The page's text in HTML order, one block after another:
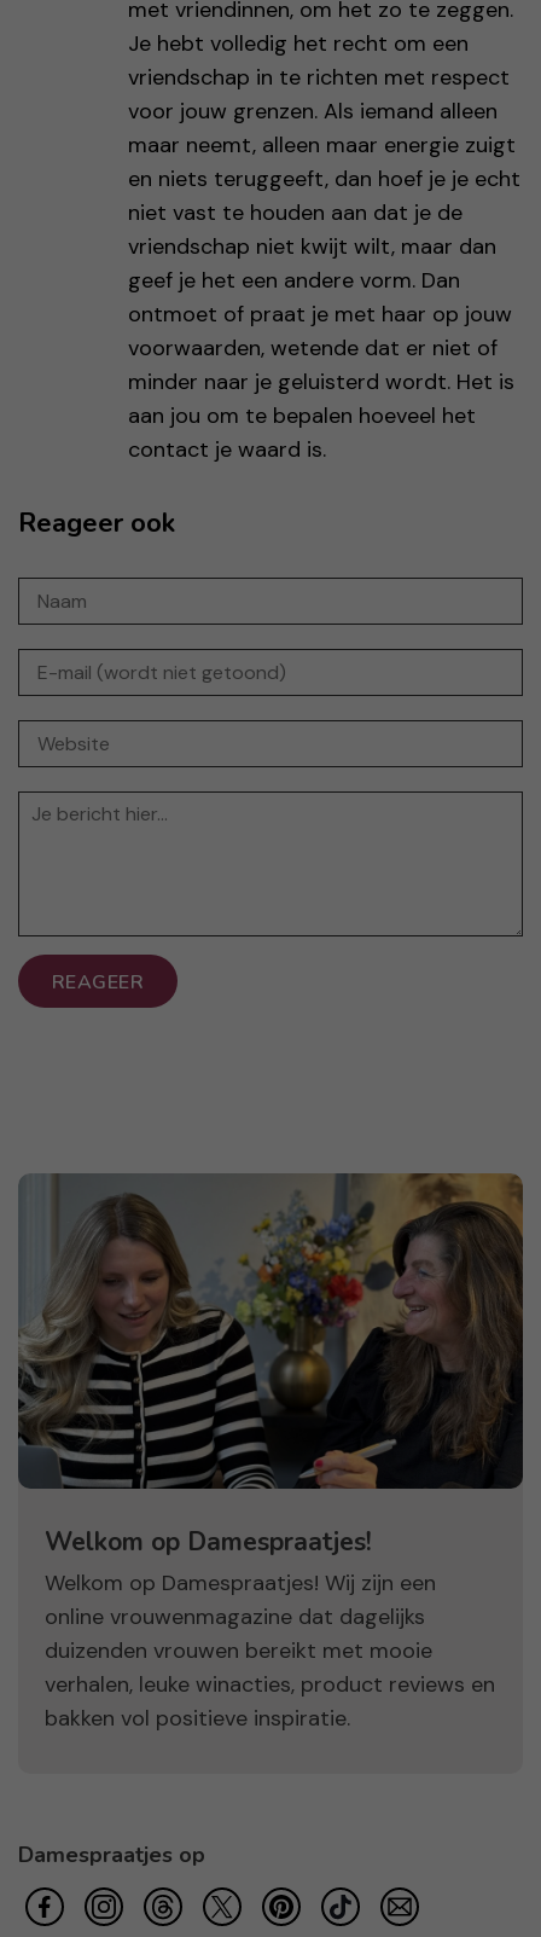
met vriendinnen, om het zo te zeggen.
Je hebt volledig het recht om een
vriendschap in te richten met respect
voor jouw grenzen. Als iemand alleen
maar neemt, alleen maar energie zuigt
en niets teruggeeft, dan hoef je je echt
niet vast te houden aan dat je de
vriendschap niet kwijt wilt, maar dan
geef je het een andere vorm. Dan
ontmoet of praat je met haar op jouw
voorwaarden, wetende dat er niet of
minder naar je geluisterd wordt. Het is
aan jou om te bepalen hoeveel het
contact je waard is.
Reageer ook
REAGEER
Welkom op Damespraatjes!
Welkom op Damespraatjes! Wij zijn een
online vrouwenmagazine dat dagelijks
duizenden vrouwen bereikt met mooie
verhalen, leuke winacties, product reviews en
bakken vol positieve inspiratie.
Damespraatjes op